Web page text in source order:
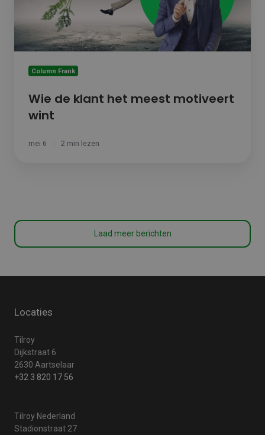
Column Frank
Wie de klant het meest motiveert
wint
mei 6 2 min lezen
Laad meer berichten
Locaties
Tilroy
Dijkstraat 6
2630 Aartselaar
+32 3 820 17 56
Tilroy Nederland
Stadionstraat 27